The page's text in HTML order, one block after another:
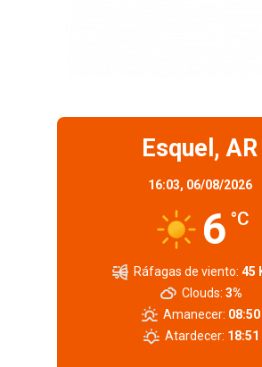
Esquel, AR
16:03, 06/08/2026
6 °C
Ráfagas de viento: 45
Clouds: 3%
Amanecer: 08:50
Atardecer: 18:51